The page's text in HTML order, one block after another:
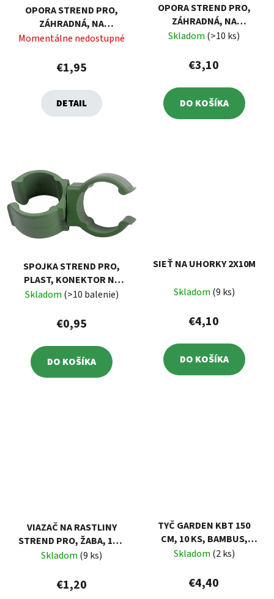
OPORA STREND PRO,
ZÁHRADNÁ, NA
RASTLINY, 25X76 CM
Momentálne nedostupné
€1,95
DETAIL
OPORA STREND PRO,
ZÁHRADNÁ, NA
RASTLINY, KRUHOVÁ,
Skladom (>10 ks)
€3,10
DO KOŠÍKA
SPOJKA STREND PRO,
PLAST, KONEKTOR NA
ZÁHRADNÉ OPORNÉ
Skladom (>10 balenie)
€0,95
DO KOŠÍKA
SIEŤ NA UHORKY 2X10M
Skladom (9 ks)
€4,10
DO KOŠÍKA
VIAZAČ NA RASTLINY
STREND PRO, ŽABA, 13,5
CM, PLAST, BAL. 2 KS
Skladom (9 ks)
€1,20
TYČ GARDEN KBT 150
CM, 10 KS, BAMBUS,
OPORNÁ K RASTLINÁM
Skladom (2 ks)
€4,40